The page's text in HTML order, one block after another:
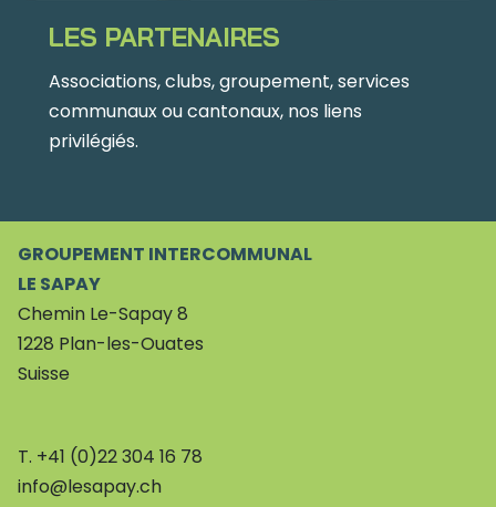
LES PARTENAIRES
Associations, clubs, groupement, services
communaux ou cantonaux, nos liens
privilégiés.
GROUPEMENT INTERCOMMUNAL
LE SAPAY
Chemin Le-Sapay 8
1228 Plan-les-Ouates
Suisse
T. +41 (0)22 304 16 78
info@lesapay.ch